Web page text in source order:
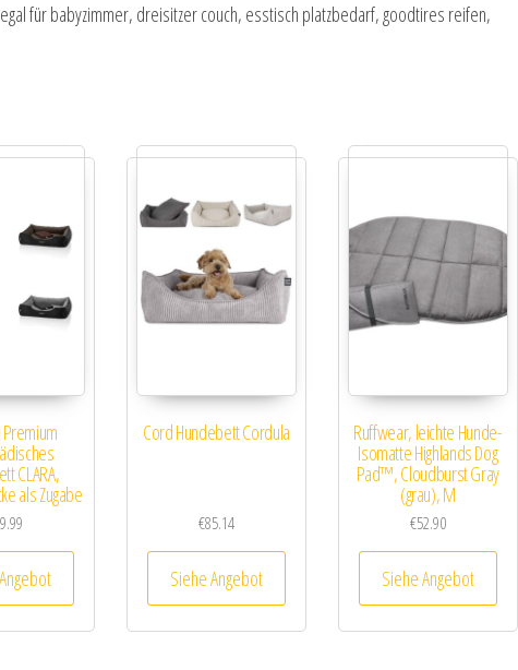
für babyzimmer, dreisitzer couch, esstisch platzbedarf, goodtires reifen,
CLARA,
als Zugabe
Cord Hundebett Cordula
€85.14
Siehe Angebot
Ruffwear, leichte Hunde-
Isomatte Highlands Dog
Pad™, Cloudburst Gray
(grau), M
€52.90
Siehe Angebot